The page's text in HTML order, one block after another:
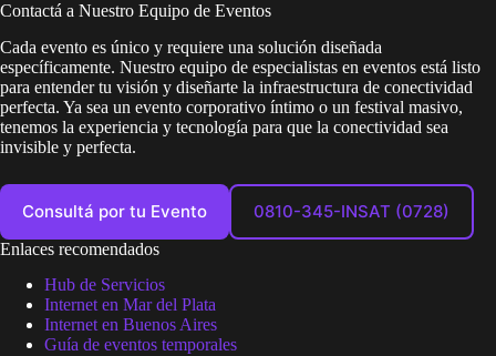
Contactá a Nuestro Equipo de Eventos
Cada evento es único y requiere una solución diseñada
específicamente. Nuestro equipo de especialistas en eventos está listo
para entender tu visión y diseñarte la infraestructura de conectividad
perfecta. Ya sea un evento corporativo íntimo o un festival masivo,
tenemos la experiencia y tecnología para que la conectividad sea
invisible y perfecta.
Consultá por tu Evento 0810-345-INSAT (0728)
Enlaces recomendados
Hub de Servicios
Internet en Mar del Plata
Internet en Buenos Aires
Guía de eventos temporales